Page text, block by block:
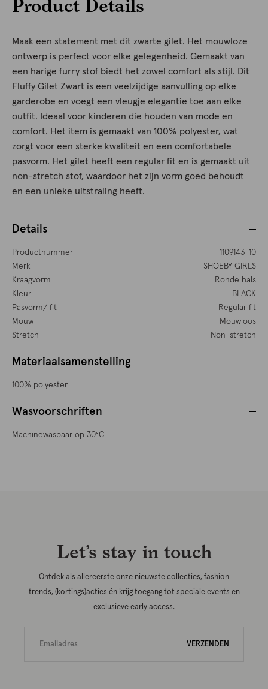
Product Details
Maak een statement met dit zwarte gilet. Het mouwloze
ontwerp is perfect voor elke gelegenheid. Gemaakt van
een harige furry stof biedt het zowel comfort als stijl. Dit
Fluffy Gilet Zwart is een veelzijdige aanvulling op elke
garderobe en voegt een vleugje elegantie toe aan elke
outfit. Ideaal voor kinderen die houden van mode en
comfort. Het item is gemaakt van 100% polyester, wat
zorgt voor een sterke kwaliteit en een comfortabele
pasvorm. Het gilet heeft een regular fit en is gemaakt uit
non-stretch stof, waardoor het zijn vorm goed behoudt
en een unieke uitstraling heeft.
Details
Productnummer
1109143-10
Merk
SHOEBY GIRLS
Kraagvorm
Ronde hals
Kleur
BLACK
Pasvorm/ fit
Regular fit
Mouw
Mouwloos
Stretch
Non-stretch
Materiaalsamenstelling
100% polyester
Wasvoorschriften
Machinewasbaar op 30°C
Let’s stay in touch
Ontdek als allereerste onze nieuwste collecties, fashion
trends, (kortings)acties én krijg toegang tot speciale events en
exclusieve early access.
VERZENDEN